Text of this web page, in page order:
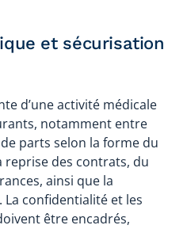
et sécurisation
d’une activité médicale
notamment entre
parts selon la forme du
reprise des contrats, du
ainsi que la
confidentialité et les
être encadrés,